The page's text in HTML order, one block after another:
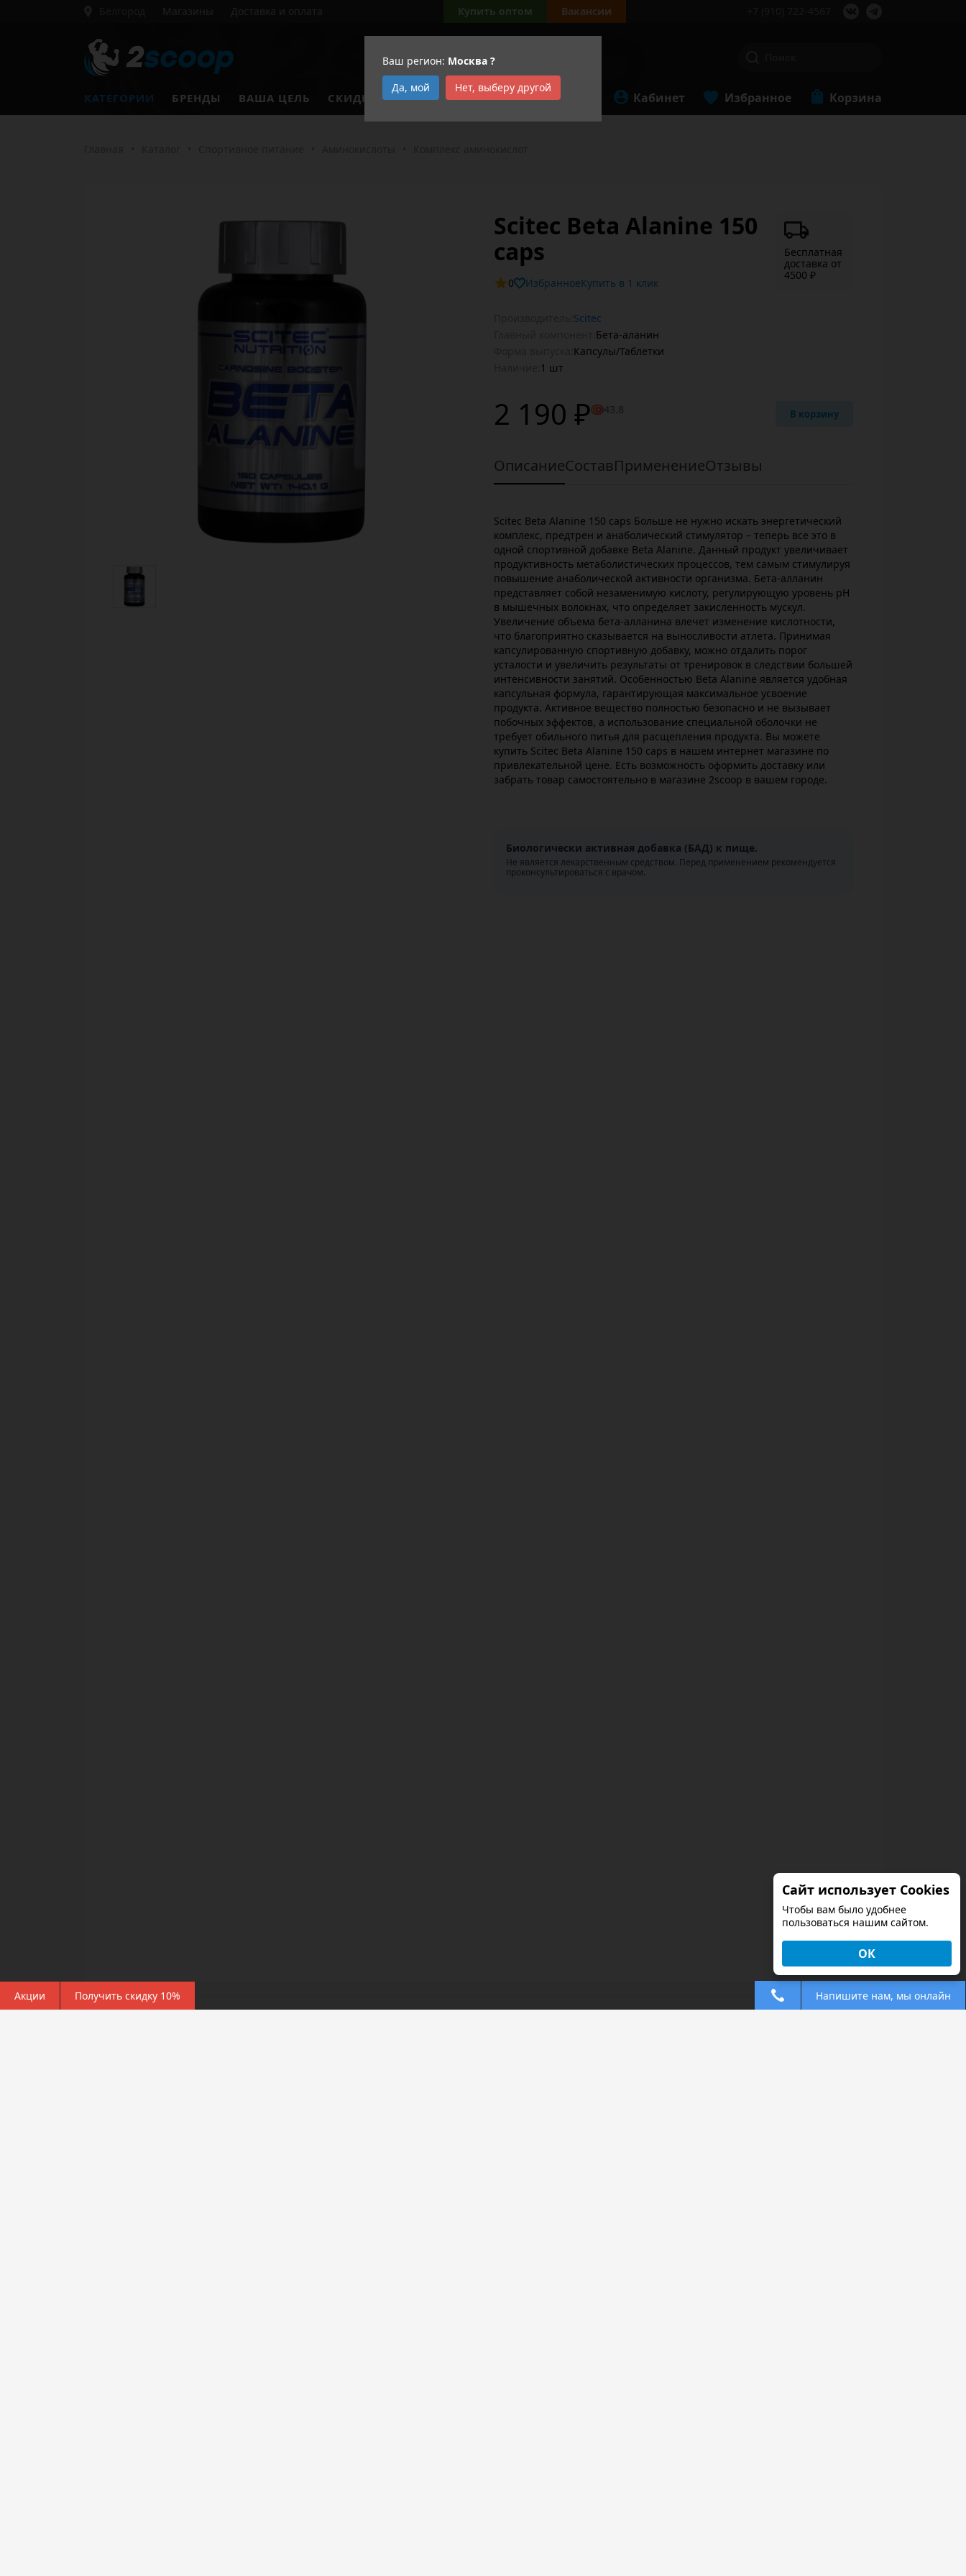
Ваш регион: Москва ?
Да, мой
Нет, выберу другой
Магазины Доставка и оплата Купить оптом Вакансии
КАТЕГОРИИ БРЕНДЫ ВАША ЦЕЛЬ СКИДКИ АКЦИИ Кабинет Избранное Корзина
Scitec Beta Alanine 150
caps
0 Избранное Купить в 1 клик
Бесплатная
доставка от
4500 ₽
Scitec
Бета-аланин
Капсулы/Таблетки
1 шт
2 190 ₽ 43.8 В корзину
ОписаниеСоставПрименениеОтзывы
Scitec Beta Alanine 150 caps Больше не нужно искать энергетический
комплекс, предтрен и анаболический стимулятор – теперь все это в
одной спортивной добавке Beta Alanine. Данный продукт увеличивает
продуктивность метаболистических процессов, тем самым стимулируя
повышение анаболической активности организма. Бета-алланин
представляет собой незаменимую кислоту, регулирующую уровень рН
в мышечных волокнах, что определяет закисленность мускул.
Увеличение объема бета-алланина влечет изменение кислотности,
что благоприятно сказывается на выносливости атлета. Принимая
капсулированную спортивную добавку, можно отдалить порог
усталости и увеличить результаты от тренировок в следствии большей
интенсивности занятий. Особенностью Beta Alanine является удобная
капсульная формула, гарантирующая максимальное усвоение
продукта. Активное вещество полностью безопасно и не вызывает
побочных эффектов, а использование специальной оболочки не
требует обильного питья для расщепления продукта. Вы можете
купить Scitec Beta Alanine 150 caps в нашем интернет магазине по
привлекательной цене. Есть возможность оформить доставку или
забрать товар самостоятельно в магазине 2scoop в вашем городе.
Биологически активная добавка (БАД) к пище.
Не является лекарственным средством. Перед применением рекомендуется
проконсультироваться с врачом.
Акции Получить скидку 10% Напишите нам, мы онлайн
Сайт использует Cookies
Чтобы вам было удобнее
пользоваться нашим сайтом.
ОК